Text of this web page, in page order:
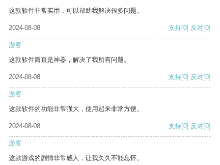
这款软件非常实用，可以帮助我解决很多问题。
2024-08-08 支持[0] 反对[0]
游客
这款软件简直是神器，解决了我所有问题。
2024-08-08 支持[0] 反对[0]
游客
这款软件的功能非常强大，使用起来非常方便。
2024-08-08 支持[0] 反对[0]
游客
这款游戏的剧情非常感人，让我久久不能忘怀。